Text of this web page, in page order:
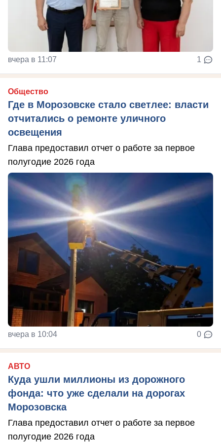
вчера в 11:07 1
Общество
Где в Морозовске стало светлее: власти
отчитались о ремонте уличного
освещения
Глава предоставил отчет о работе за первое
полугодие 2026 года
вчера в 10:04 0
АВТО
Куда ушли миллионы из дорожного
фонда: что уже сделали на дорогах
Морозовска
Глава предоставил отчет о работе за первое
полугодие 2026 года